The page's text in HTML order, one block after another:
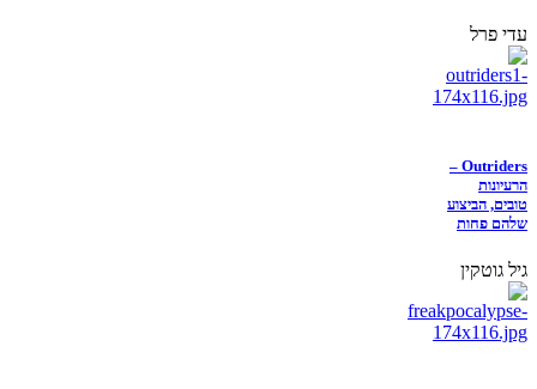
עדי פרל
Outriders –
הרעיונות
טובים, הביצוע
שלהם פחות
גיל גוטקין